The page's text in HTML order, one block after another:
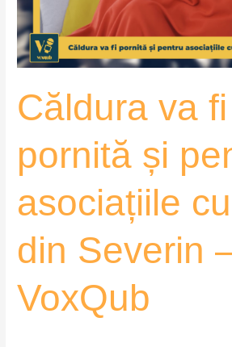
Căldura va fi
pornită și
asociațiile
din Severin
VoxQub
asociațiile
cu
datorii
Severin
–